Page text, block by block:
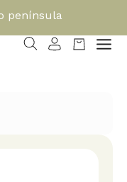
península